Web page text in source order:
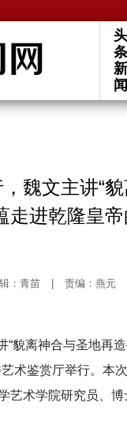
头
条
新
闻
魏文主讲“
进乾隆皇帝
：青苗 责编：燕元
“貌离神合与圣地
术鉴赏厅举行。本
艺术学院研究员、